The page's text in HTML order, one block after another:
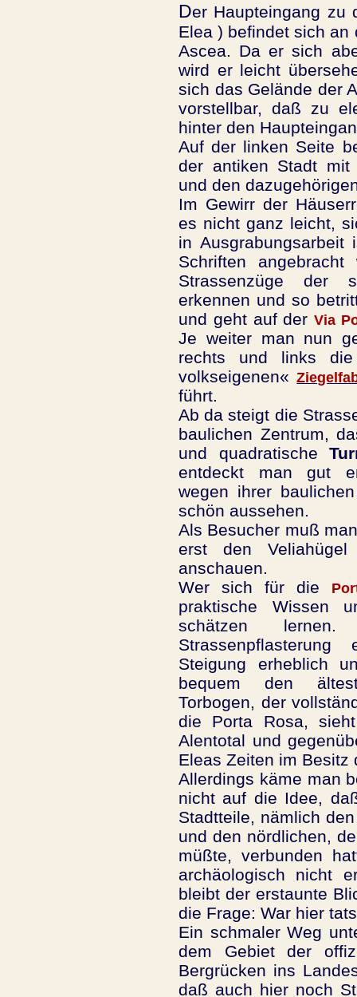
Der Haupteingang zu
Elea ) befindet sich an
Ascea. Da er sich
wird er leicht
sich das Gelände der
vorstellbar, daß zu
hinter den
Auf der linken Seite
der antiken Stadt mit
und den
Im Gewirr der
es nicht ganz leicht,
in
Schriften
Strassenzüge der
erkennen und so
und geht auf derVia
Je weiter man nun
rechts und links
volkseigenen«
führt.
Ab da steigt die
baulichen Zentrum,
und quadratische
entdeckt man gut
wegen ihrer
schön aussehen.
Als Besucher muß
erst den
anschauen.
Wer sich für die
praktische Wissen
schätzen
Steigung erheblich
bequem den
Torbogen, der
die Porta Rosa,
Alentotal und
Eleas Zeiten im Besitz
Allerdings käme man
nicht auf die Idee,
Stadtteile, nämlich
und den nördlichen,
müßte, verbunden
archäologisch nicht
bleibt der erstaunte
die Frage: War hier
Ein schmaler Weg
dem Gebiet der
Bergrücken ins
daß auch hier noch